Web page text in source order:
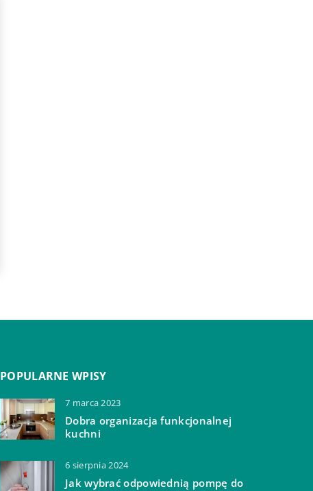
POPULARNE WPISY
7 marca 2023
Dobra organizacja funkcjonalnej
kuchni
6 sierpnia 2024
Jak wybrać odpowiednią pompę do